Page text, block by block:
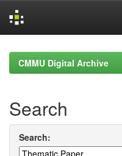
navigationCMMU Digital Archive
Search
Search: